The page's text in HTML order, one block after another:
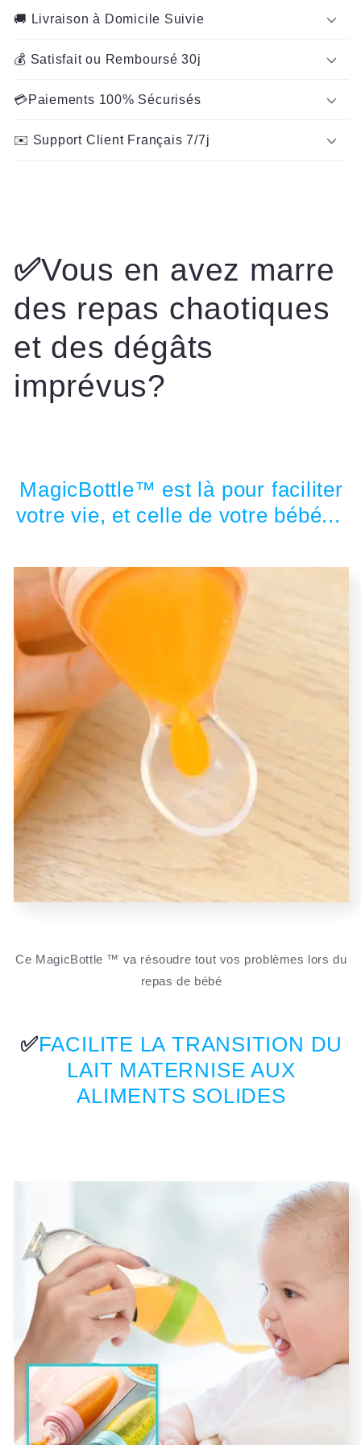
🚚 Livraison à Domicile Suivie
💰 Satisfait ou Remboursé 30j
💳Paiements 100% Sécurisés
✉️ Support Client Français 7/7j
✅Vous en avez marre
des repas chaotiques
et des dégâts
imprévus?
MagicBottle™ est là pour faciliter
votre vie, et celle de votre bébé...
Ce MagicBottle ™ va résoudre tout vos problèmes lors du
repas de bébé
✅FACILITE LA TRANSITION DU
LAIT MATERNISE AUX
ALIMENTS SOLIDES